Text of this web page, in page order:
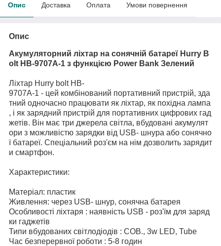
Опис Доставка Оплата Умови повернення
Опис
Акумуляторний ліхтар на сонячній батареї Hurry B
olt HB-9707А-1 з функцією Power Bank Зелений
Ліхтар Hurry bolt HB-
9707А-1 - цей комбінований портативний пристрій, зда
тний одночасно працювати як ліхтар, як похідна лампа
, і як зарядний пристрій для портативних цифрових гад
жетів. Він має три джерела світла, вбудовані акумулят
ори з можливістю зарядки від USB- шнура або сонячно
ї батареї. Спеціальний роз'єм на нім дозволить зарядит
и смартфон.
Характеристики:
Матеріал: пластик
Живлення: через USB- шнур, сонячна батарея
Особливості ліхтаря : наявність USB - роз'їм для заряд
ки гаджетів
Типи вбудованих світлодіодів : COB., 3w LED, Tube
Час безперервної роботи : 5-8 годин